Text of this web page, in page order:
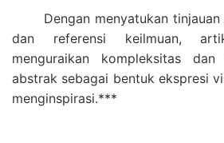
Dengan menyatukan
dan referensi keilmuan,
menguraikan kompleksitas dan
abstrak sebagai bentuk ekspresi
menginspirasi.***